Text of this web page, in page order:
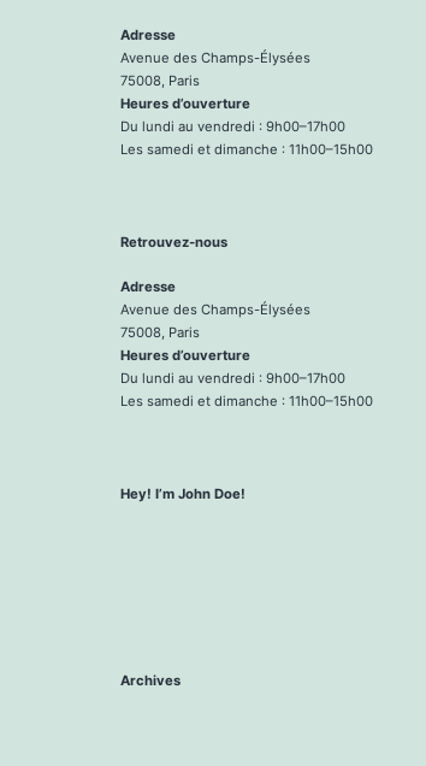
Adresse
Avenue des Champs-Élysées
75008, Paris
Heures d’ouverture
Du lundi au vendredi : 9h00–17h00
Les samedi et dimanche : 11h00–15h00
Retrouvez-nous
Adresse
Avenue des Champs-Élysées
75008, Paris
Heures d’ouverture
Du lundi au vendredi : 9h00–17h00
Les samedi et dimanche : 11h00–15h00
Hey! I’m John Doe!
Archives